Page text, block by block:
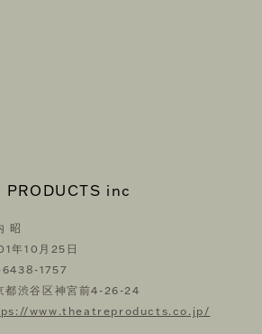
昭
年10月25日
1757
都渋谷区神宮前4-26-24
www.theatreproducts.co.jp/